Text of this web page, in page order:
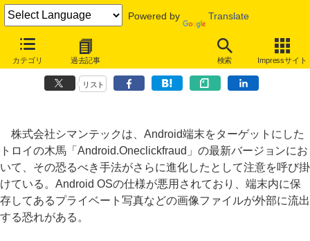
Powered by Translate
カテゴリ 過去記事 検索 Impressサイト
ワンクリ詐欺アプリ新手口、Android端末内のプライベート画像を外部
にアップ
リスト
株式会社シマンテックは、Android端末をターゲットにした
トロイの木馬「Android.Oneclickfraud」の最新バージョンにお
いて、その恐るべき手法がさらに進化したとして注意を呼び掛
けている。Android OSの仕様が悪用されており、端末内に保
存してあるプライベート写真などの画像ファイルが外部に流出
する恐れがある。